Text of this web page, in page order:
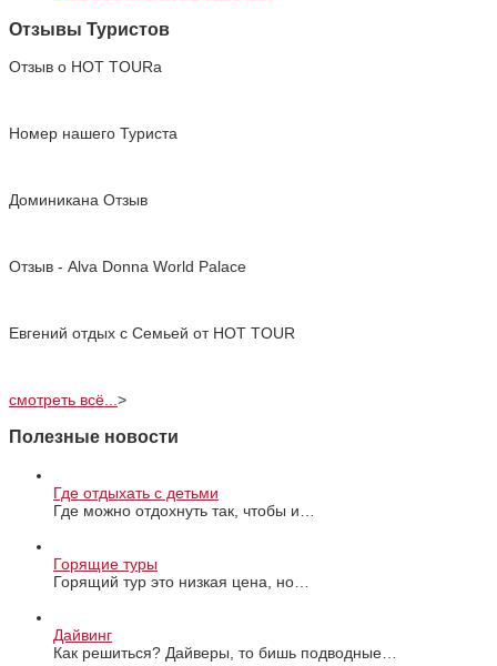
Отзывы Туристов
Отзыв о HOT TOURа
Номер нашего Туриста
Доминикана Отзыв
Отзыв - Alva Donna World Palace
Евгений отдых с Cемьей от HOT TOUR
смотреть всё... >
Полезные новости
Где отдыхать с детьми
Где можно отдохнуть так, чтобы и…
Горящие туры
Горящий тур это низкая цена, но…
Дайвинг
Как решиться? Дайверы, то бишь подводные…